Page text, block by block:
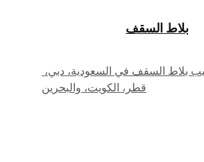
بلاط السقف
بلاط السقف في السعودية، دبي،
قطر، الكويت، والبحرين